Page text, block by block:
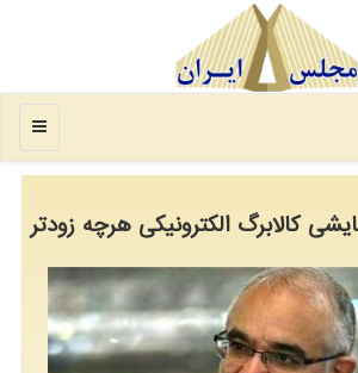
منو
کالابرگ الکترونیکی هرچه زودتر